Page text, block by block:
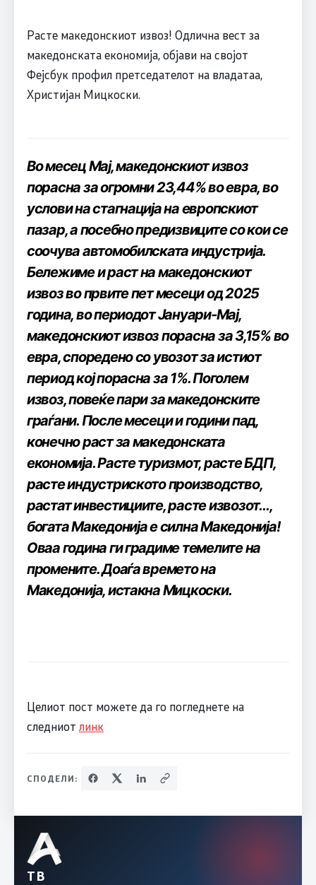
Расте македонскиот извоз! Одлична вест за
македонската економија, објави на својот
Фејсбук профил претседателот на владатаа,
Христијан Мицкоски.
Во месец Мај, македонскиот извоз
порасна за огромни 23,44% во евра, во
услови на стагнација на европскиот
пазар, а посебно предизвиците со кои се
соочува автомобилската индустрија.
Бележиме и раст на македонскиот
извоз во првите пет месеци од 2025
година, во периодот Јануари-Мај,
македонскиот извоз порасна за 3,15% во
евра, споредено со увозот за истиот
период кој порасна за 1%. Поголем
извоз, повеќе пари за македонските
граѓани. После месеци и години пад,
конечно раст за македонската
економија. Расте туризмот, расте БДП,
расте индустриското производство,
растат инвестициите, расте извозот…,
богата Македонија е силна Македонија!
Оваа година ги градиме темелите на
промените. Доаѓа времето на
Македонија, истакна Мицкоски.
Целиот пост можете да го погледнете на
следниот линк
СПОДЕЛИ:
ТВ